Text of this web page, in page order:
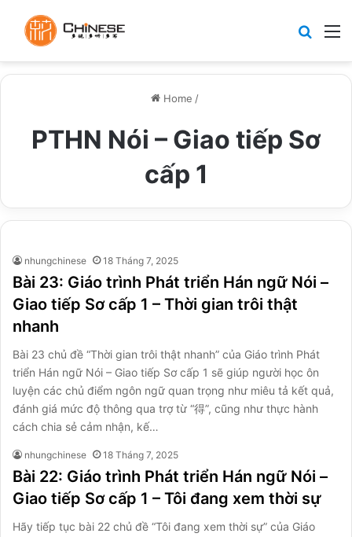
Home /
PTHN Nói – Giao tiếp Sơ
cấp 1
nhungchinese 18 Tháng 7, 2025
Bài 23: Giáo trình Phát triển Hán ngữ Nói –
Giao tiếp Sơ cấp 1 – Thời gian trôi thật
nhanh
Bài 23 chủ đề “Thời gian trôi thật nhanh” của Giáo trình Phát
triển Hán ngữ Nói – Giao tiếp Sơ cấp 1 sẽ giúp người học ôn
luyện các chủ điểm ngôn ngữ quan trọng như miêu tả kết quả,
đánh giá mức độ thông qua trợ từ “得”, cũng như thực hành
cách chia sẻ cảm nhận, kế…
nhungchinese 18 Tháng 7, 2025
Bài 22: Giáo trình Phát triển Hán ngữ Nói –
Giao tiếp Sơ cấp 1 – Tôi đang xem thời sự
Hãy tiếp tục bài 22 chủ đề “Tôi đang xem thời sự” của Giáo